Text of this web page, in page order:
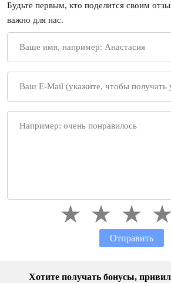
Будьте первым, кто поделится своим
важно для нас.
Отправить
Хотите получать бонусы,